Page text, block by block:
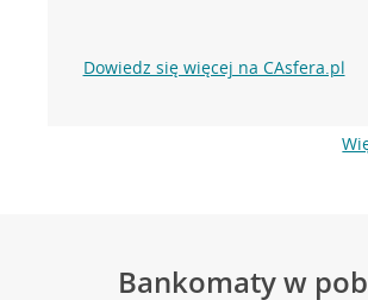
Dowiedz się więcej na CAsfera.pl
Bankomaty w